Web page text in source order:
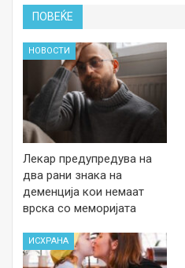
ПОВЕЌЕ
НОВОСТИ
Лекар предупредува на
два рани знака на
деменција кои немаат
врска со меморијата
ИСХРАНА